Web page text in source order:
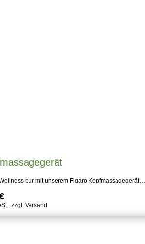
pur mit unserem Figaro Kopfmassagegerät…
€
zzgl. Versand